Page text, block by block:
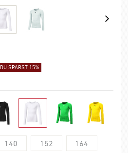
DU SPARST 15%
140 152 164